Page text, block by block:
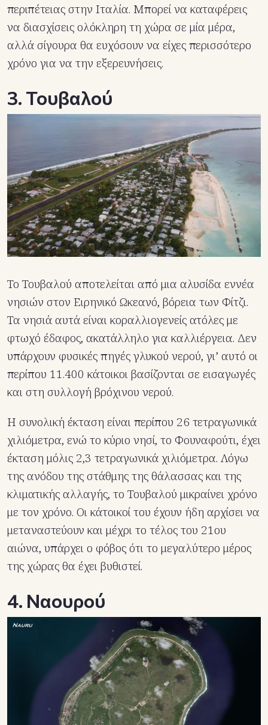
περιπέτειας στην Ιταλία. Μπορεί να καταφέρεις
να διασχίσεις ολόκληρη τη χώρα σε μία μέρα,
αλλά σίγουρα θα ευχόσουν να είχες περισσότερο
χρόνο για να την εξερευνήσεις.
3. Τουβαλού
Το Τουβαλού αποτελείται από μια αλυσίδα εννέα
νησιών στον Ειρηνικό Ωκεανό, βόρεια των Φίτζι.
Τα νησιά αυτά είναι κοραλλιογενείς ατόλες με
φτωχό έδαφος, ακατάλληλο για καλλιέργεια. Δεν
υπάρχουν φυσικές πηγές γλυκού νερού, γι’ αυτό οι
περίπου 11.400 κάτοικοι βασίζονται σε εισαγωγές
και στη συλλογή βρόχινου νερού.
Η συνολική έκταση είναι περίπου 26 τετραγωνικά
χιλιόμετρα, ενώ το κύριο νησί, το Φουναφούτι, έχει
έκταση μόλις 2,3 τετραγωνικά χιλιόμετρα. Λόγω
της ανόδου της στάθμης της θάλασσας και της
κλιματικής αλλαγής, το Τουβαλού μικραίνει χρόνο
με τον χρόνο. Οι κάτοικοί του έχουν ήδη αρχίσει να
μεταναστεύουν και μέχρι το τέλος του 21ου
αιώνα, υπάρχει ο φόβος ότι το μεγαλύτερο μέρος
της χώρας θα έχει βυθιστεί.
4. Ναουρού